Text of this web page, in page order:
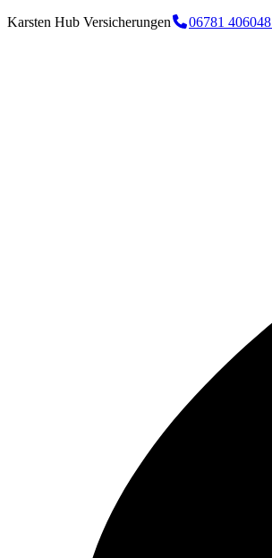
Karsten Hub Versicherungen 06781